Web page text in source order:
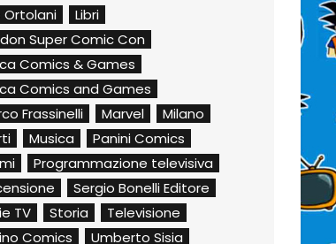
Ortolani
Libri
Super Comic Con
Comics & Games
Comics and Games
Frassinelli
Marvel
Milano
Musica
Panini Comics
Programmazione televisiva
Sergio Bonelli Editore
TV
Storia
Televisione
Comics
Umberto Sisia